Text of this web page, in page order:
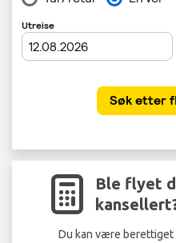
Ble flyet
Du kan være berettiget